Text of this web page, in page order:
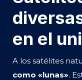
en el
A los satélites
como «lunas».